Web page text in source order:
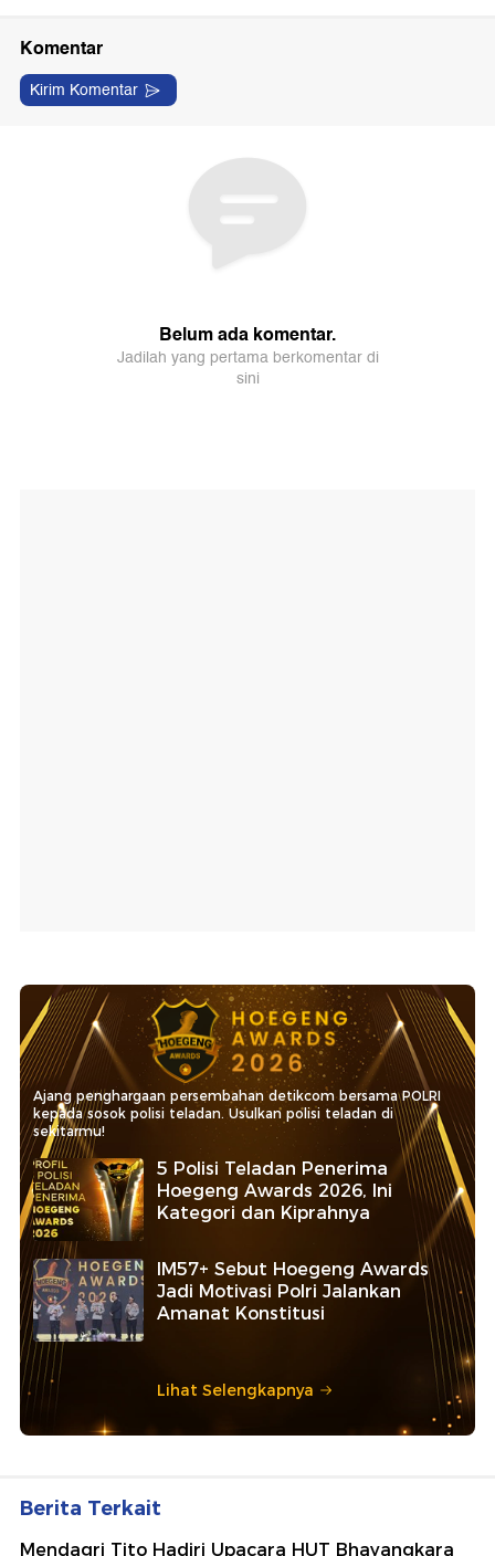
Ajang penghargaan persembahan detikcom bersama POLRI
kepada sosok polisi teladan. Usulkan polisi teladan di
sekitarmu!
5 Polisi Teladan Penerima
Hoegeng Awards 2026, Ini
Kategori dan Kiprahnya
IM57+ Sebut Hoegeng Awards
Jadi Motivasi Polri Jalankan
Amanat Konstitusi
Lihat Selengkapnya
Berita Terkait
Mendagri Tito Hadiri Upacara HUT Bhayangkara